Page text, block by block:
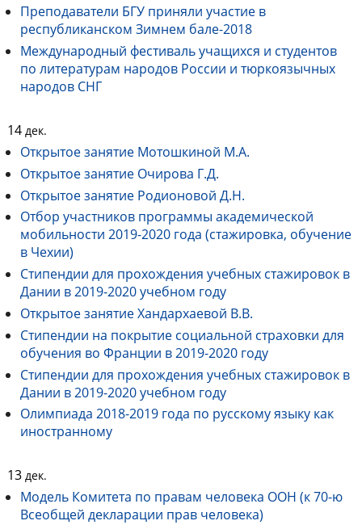
Преподаватели БГУ приняли участие в
республиканском Зимнем бале-2018
Международный фестиваль учащихся и студентов
по литературам народов России и тюркоязычных
народов СНГ
14 дек.
Открытое занятие Мотошкиной М.А.
Открытое занятие Очирова Г.Д.
Открытое занятие Родионовой Д.Н.
Отбор участников программы академической
мобильности 2019-2020 года (стажировка, обучение
в Чехии)
Стипендии для прохождения учебных стажировок в
Дании в 2019-2020 учебном году
Открытое занятие Хандархаевой В.В.
Стипендии на покрытие социальной страховки для
обучения во Франции в 2019-2020 году
Стипендии для прохождения учебных стажировок в
Дании в 2019-2020 учебном году
Олимпиада 2018-2019 года по русскому языку как
иностранному
13 дек.
Модель Комитета по правам человека ООН (к 70-ю
Всеобщей декларации прав человека)